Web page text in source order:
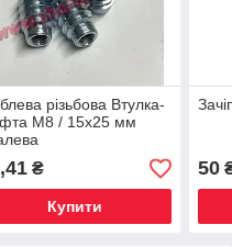
різьбова Втулка-
М8 / 15х25 мм
₴
Купити
50